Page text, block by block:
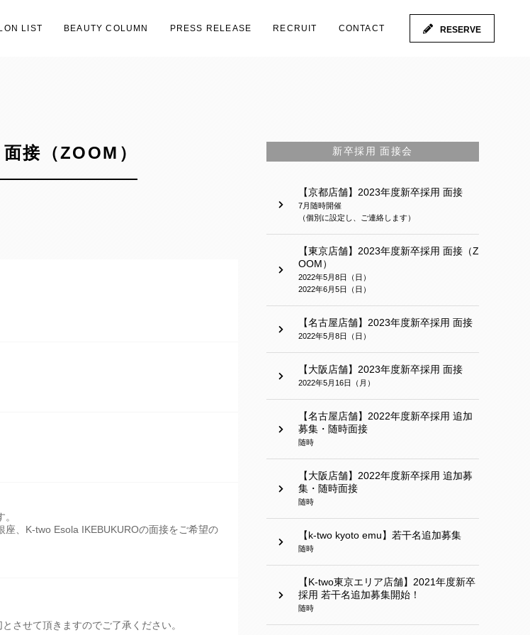
LIST BEAUTY COLUMN PRESS RELEASE RECRUIT CONTACT RESERVE
接（ZOOM）
、K-two Esola IKEBUKUROの面接をご希望の
させて頂きますのでご了承ください。
新卒採用 面接会
【京都店舗】2023年度新卒採用 面接
7月随時開催
（個別に設定し、ご連絡します）
【東京店舗】2023年度新卒採用 面接（Z
OOM）
2022年5月8日（日）
2022年6月5日（日）
【名古屋店舗】2023年度新卒採用 面接
2022年5月8日（日）
【大阪店舗】2023年度新卒採用 面接
2022年5月16日（月）
【名古屋店舗】2022年度新卒採用 追加
募集・随時面接
随時
【大阪店舗】2022年度新卒採用 追加募
集・随時面接
随時
【k-two kyoto emu】若干名追加募集
随時
【K-two東京エリア店舗】2021年度新卒
採用 若干名追加募集開始！
随時